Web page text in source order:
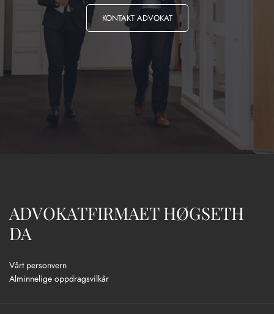
KONTAKT ADVOKAT
ADVOKATFIRMAET HØGSETH
DA
Vårt personvern
Alminnelige oppdragsvilkår